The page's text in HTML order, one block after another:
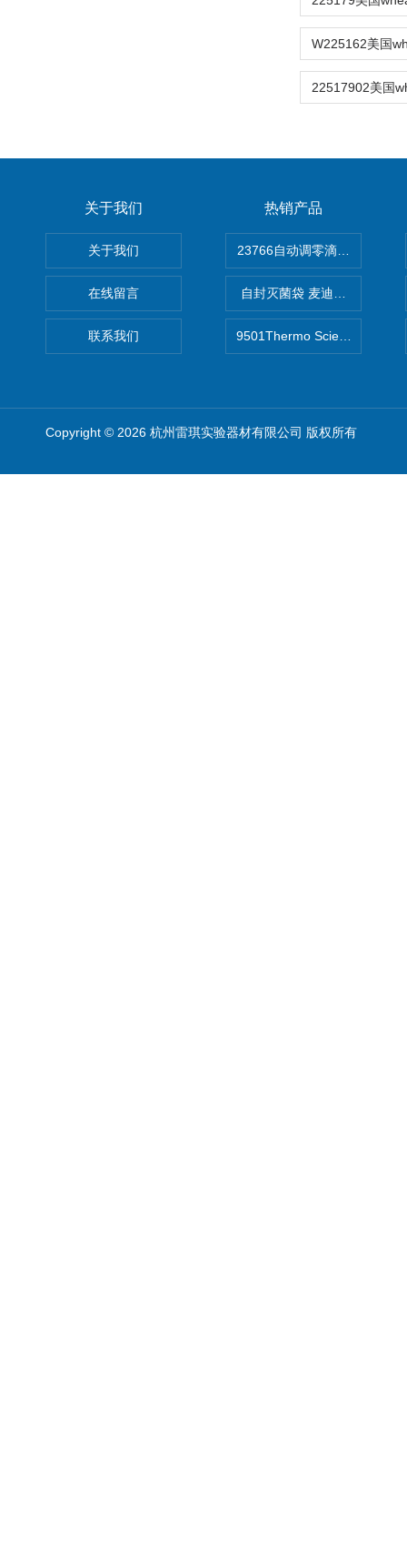
关于我们
关于我们
在线留言
联系我们
热销产品
自封灭菌袋 麦迪康Medicom
9501Thermo Scientific S1移
Copyright © 2026 杭州雷琪实验器材有限公司 版权所有